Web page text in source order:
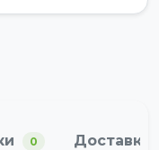
0 Доставка